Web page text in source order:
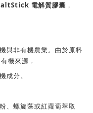
電解質膠囊 ，
與非有機農業。由於原料
機來源，
成分。
、螺旋藻或紅蘿蔔萃取